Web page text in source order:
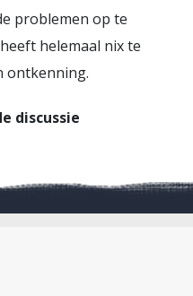
problemen op te
helemaal nix te
ontkenning.
discussie